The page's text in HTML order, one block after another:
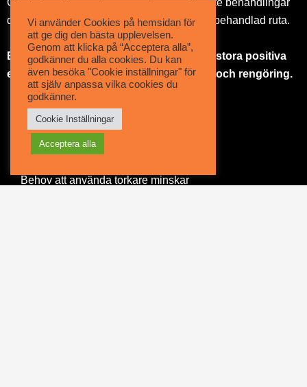
Glasbehandlingen är en av våra populäraste behandlingar
då det blir så stor skillnad jämfört med en obehandlad ruta.
Behandlingen gör rutan tätare vilket har stora positiva
egenskaper för körupplevelse, säkerhet och rengöring.
Ökad avrinning
Smuts och insekter fäster inte lika hårt
Behov att använda torkare minskar
Vi använder Cookies på hemsidan för
att ge dig den bästa upplevelsen.
Genom att klicka på “Acceptera alla”,
godkänner du alla cookies. Du kan
även besöka "Cookie inställningar" för
att själv anpassa vilka cookies du
godkänner.
Cookie Inställningar
Acceptera alla